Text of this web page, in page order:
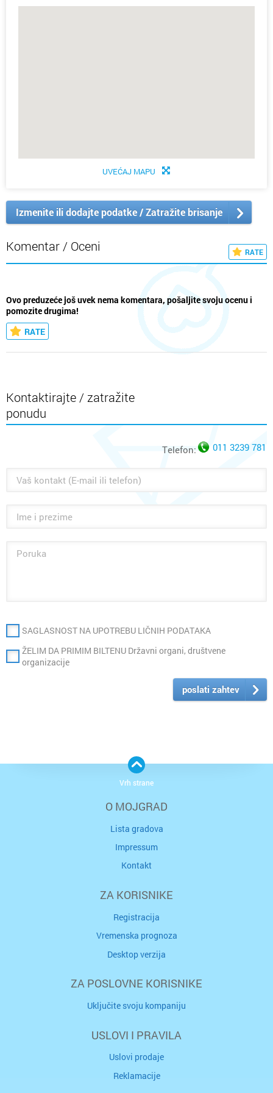
UVEĆAJ MAPU
Izmenite ili dodajte podatke / Zatražite brisanje
Komentar / Oceni RATE
Ovo preduzeće još uvek nema komentara, pošaljite svoju ocenu i
pomozite drugima!
RATE
Kontaktirajte / zatražite
ponudu
Telefon: 011 3239 781
SAGLASNOST NA UPOTREBU LIČNIH PODATAKA
ŽELIM DA PRIMIM BILTENU Državni organi, društvene
organizacije
poslati zahtev
O MOJGRAD
Lista gradova
Impressum
Kontakt
ZA KORISNIKE
Registracija
Vremenska prognoza
Desktop verzija
ZA POSLOVNE KORISNIKE
Uključite svoju kompaniju
USLOVI I PRAVILA
Uslovi prodaje
Reklamacije
Vrh strane